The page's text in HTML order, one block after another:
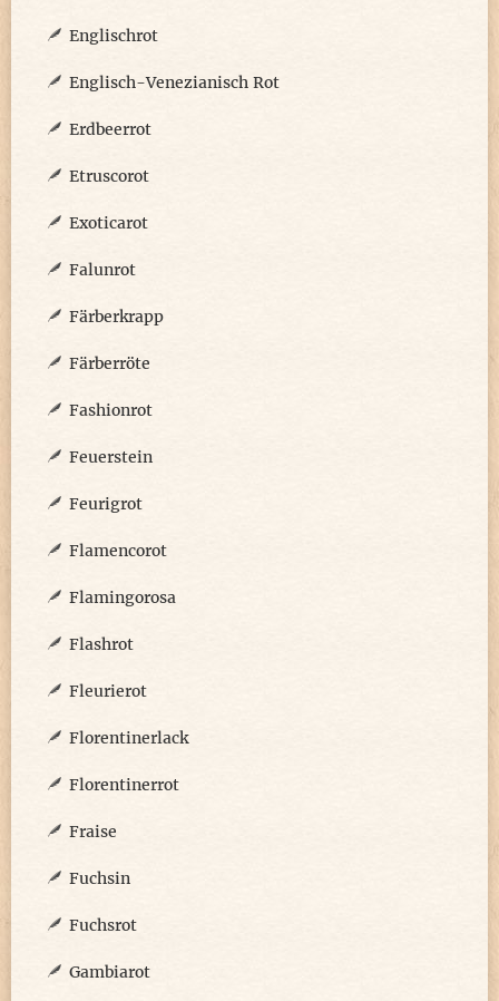
Englischrot
Englisch-Venezianisch Rot
Erdbeerrot
Etruscorot
Exoticarot
Falunrot
Färberkrapp
Färberröte
Fashionrot
Feuerstein
Feurigrot
Flamencorot
Flamingorosa
Flashrot
Fleurierot
Florentinerlack
Florentinerrot
Fraise
Fuchsin
Fuchsrot
Gambiarot